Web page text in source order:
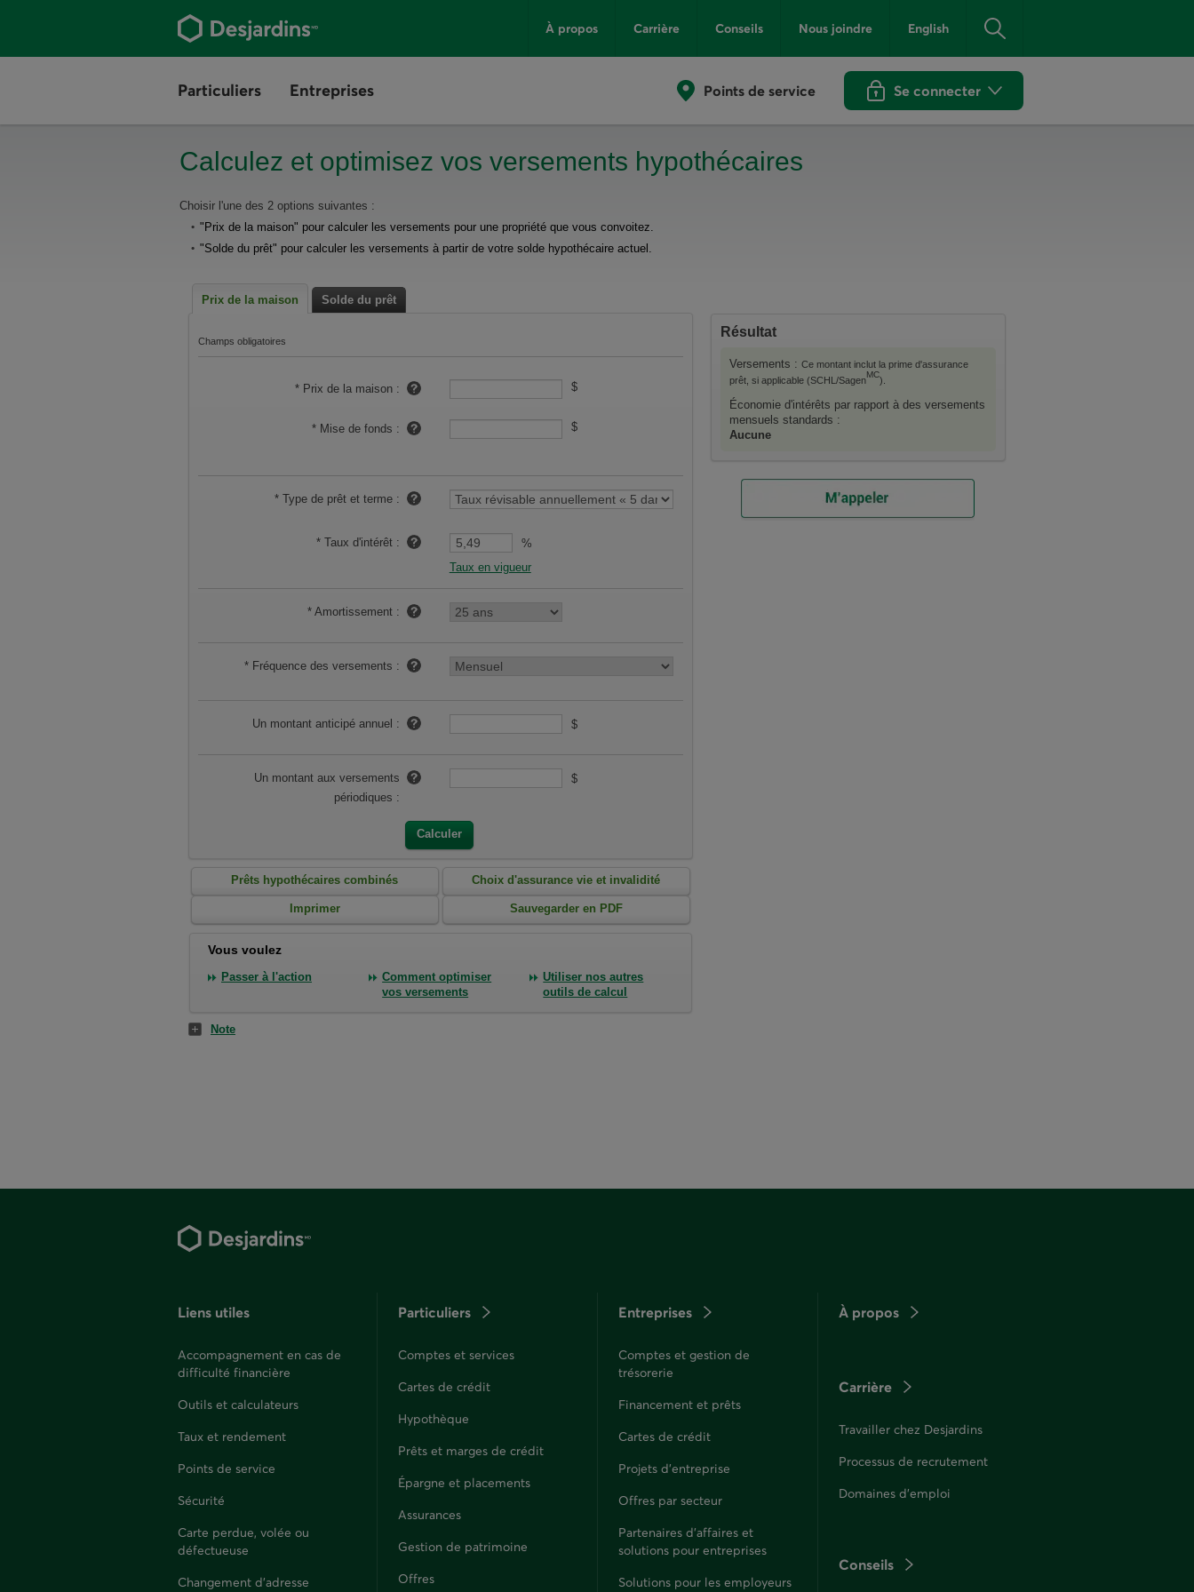
au
contenu
principal
À propos Carrière Conseils Nous joindre English
Particuliers Entreprises Points de service Se connecter
Calculez et optimisez vos versements hypothécaires
Choisir l'une des 2 options suivantes :
"Prix de la maison" pour calculer les versements pour une propriété que vous convoitez.
"Solde du prêt" pour calculer les versements à partir de votre solde hypothécaire actuel.
Prix de la maison Solde du prêt
Champs obligatoires
* Prix de la maison : $
* Mise de fonds : $
*Type de prêt et terme :
*Taux d'intérêt :
%
Taux en vigueur
*Amortissement :
* Fréquence des versements :
Un montant anticipé annuel : $
Un montant aux versements
périodiques :
$
Calculer
Prêts hypothécaires combinés Choix d'assurance vie et invalidité
Imprimer Sauvegarder en PDF
Vous voulez
Passer à l'action
Comment optimiser
vos versements
Utiliser nos autres
outils de calcul
Résultat
Versements : Ce montant inclut la prime d'assurance
prêt, si applicable (SCHL/SagenMC).
Économie d'intérêts par rapport à des versements
mensuels standards :
Aucune
Note
Liens utiles
Accompagnement en cas de
difficulté financière
Outils et calculateurs
Taux et rendement
Points de service
Sécurité
Carte perdue, volée ou
défectueuse
Changement d'adresse
Particuliers
Comptes et services
Cartes de crédit
Hypothèque
Prêts et marges de crédit
Épargne et placements
Assurances
Gestion de patrimoine
Offres
Entreprises
Comptes et gestion de
trésorerie
Financement et prêts
Cartes de crédit
Projets d'entreprise
Offres par secteur
Partenaires d’affaires et
solutions pour entreprises
Solutions pour les employeurs
À propos
Carrière
Travailler chez Desjardins
Processus de recrutement
Domaines d'emploi
Conseils